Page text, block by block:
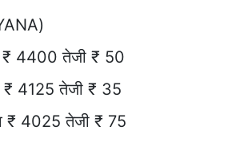
₹ 4400 तेजी ₹ 50
₹ 4125 तेजी ₹ 35
₹ 4025 तेजी ₹ 75